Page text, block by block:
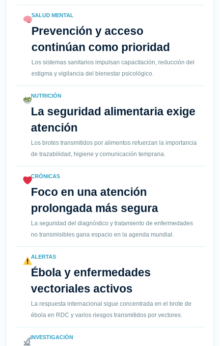
SALUD MENTAL
Prevención y acceso
continúan como prioridad
Los sistemas sanitarios impulsan capacitación, reducción del
estigma y vigilancia del bienestar psicológico.
NUTRICIÓN
La seguridad alimentaria exige
atención
Los brotes transmitidos por alimentos refuerzan la importancia
de trazabilidad, higiene y comunicación temprana.
CRÓNICAS
Foco en una atención
prolongada más segura
La seguridad del diagnóstico y tratamiento de enfermedades
no transmisibles gana espacio en la agenda mundial.
ALERTAS
Ébola y enfermedades
vectoriales activos
La respuesta internacional sigue concentrada en el brote de
ébola en RDC y varios riesgos transmitidos por vectores.
INVESTIGACIÓN